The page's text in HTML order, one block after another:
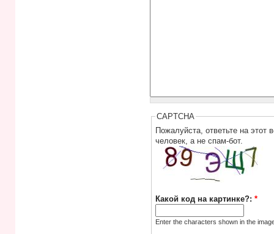
CAPTCHA
Пожалуйста, ответьте на этот
человек, а не спам-бот.
Какой код на картинке?:*
Enter the characters shown in the